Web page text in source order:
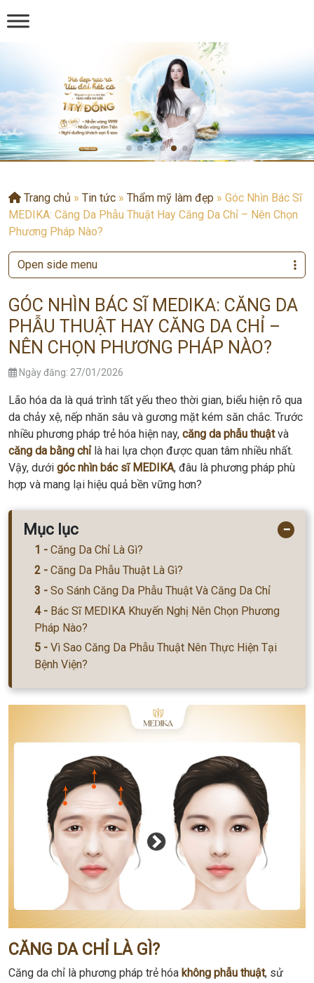
Trang chủ » Tin tức » Thẩm mỹ làm đẹp » Góc Nhìn Bác Sĩ
MEDIKA: Căng Da Phẫu Thuật Hay Căng Da Chỉ – Nên Chọn
Phương Pháp Nào?
GÓC NHÌN BÁC SĨ MEDIKA: CĂNG DA
PHẪU THUẬT HAY CĂNG DA CHỈ –
NÊN CHỌN PHƯƠNG PHÁP NÀO?
Ngày đăng: 27/01/2026
Lão hóa da là quá trình tất yếu theo thời gian, biểu hiện rõ qua
da chảy xệ, nếp nhăn sâu và gương mặt kém săn chắc. Trước
nhiều phương pháp trẻ hóa hiện nay, căng da phẫu thuậtvà
căng da bằng chỉlà hai lựa chọn được quan tâm nhiều nhất.
Vậy, dưới góc nhìn bác sĩ MEDIKA, đâu là phương pháp phù
hợp và mang lại hiệu quả bền vững hơn?
Mục lục −
Căng Da Chỉ Là Gì?
Căng Da Phẫu Thuật Là Gì?
So Sánh Căng Da Phẫu Thuật Và Căng Da Chỉ
Bác Sĩ MEDIKA Khuyến Nghị Nên Chọn Phương
Pháp Nào?
Vì Sao Căng Da Phẫu Thuật Nên Thực Hiện Tại
Bệnh Viện?
CĂNG DA CHỈ LÀ GÌ?
Căng da chỉ là phương pháp trẻ hóa không phẫu thuật, sử
Open side menu